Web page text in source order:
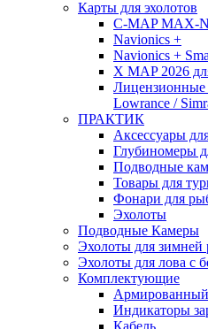
Карты для эхолотов
C-MAP MAX-
Navionics +
Navionics +
X MAP 2026
Лицензионные
Lowrance /
ПРАКТИК
Аксессуары
Глубиномеры
Подводные
Товары для
Фонари для
Эхолоты
Подводные Камеры
Эхолоты для зимней
Эхолоты для лова с
Комплектующие
Армированный
Индикаторы
Кабель